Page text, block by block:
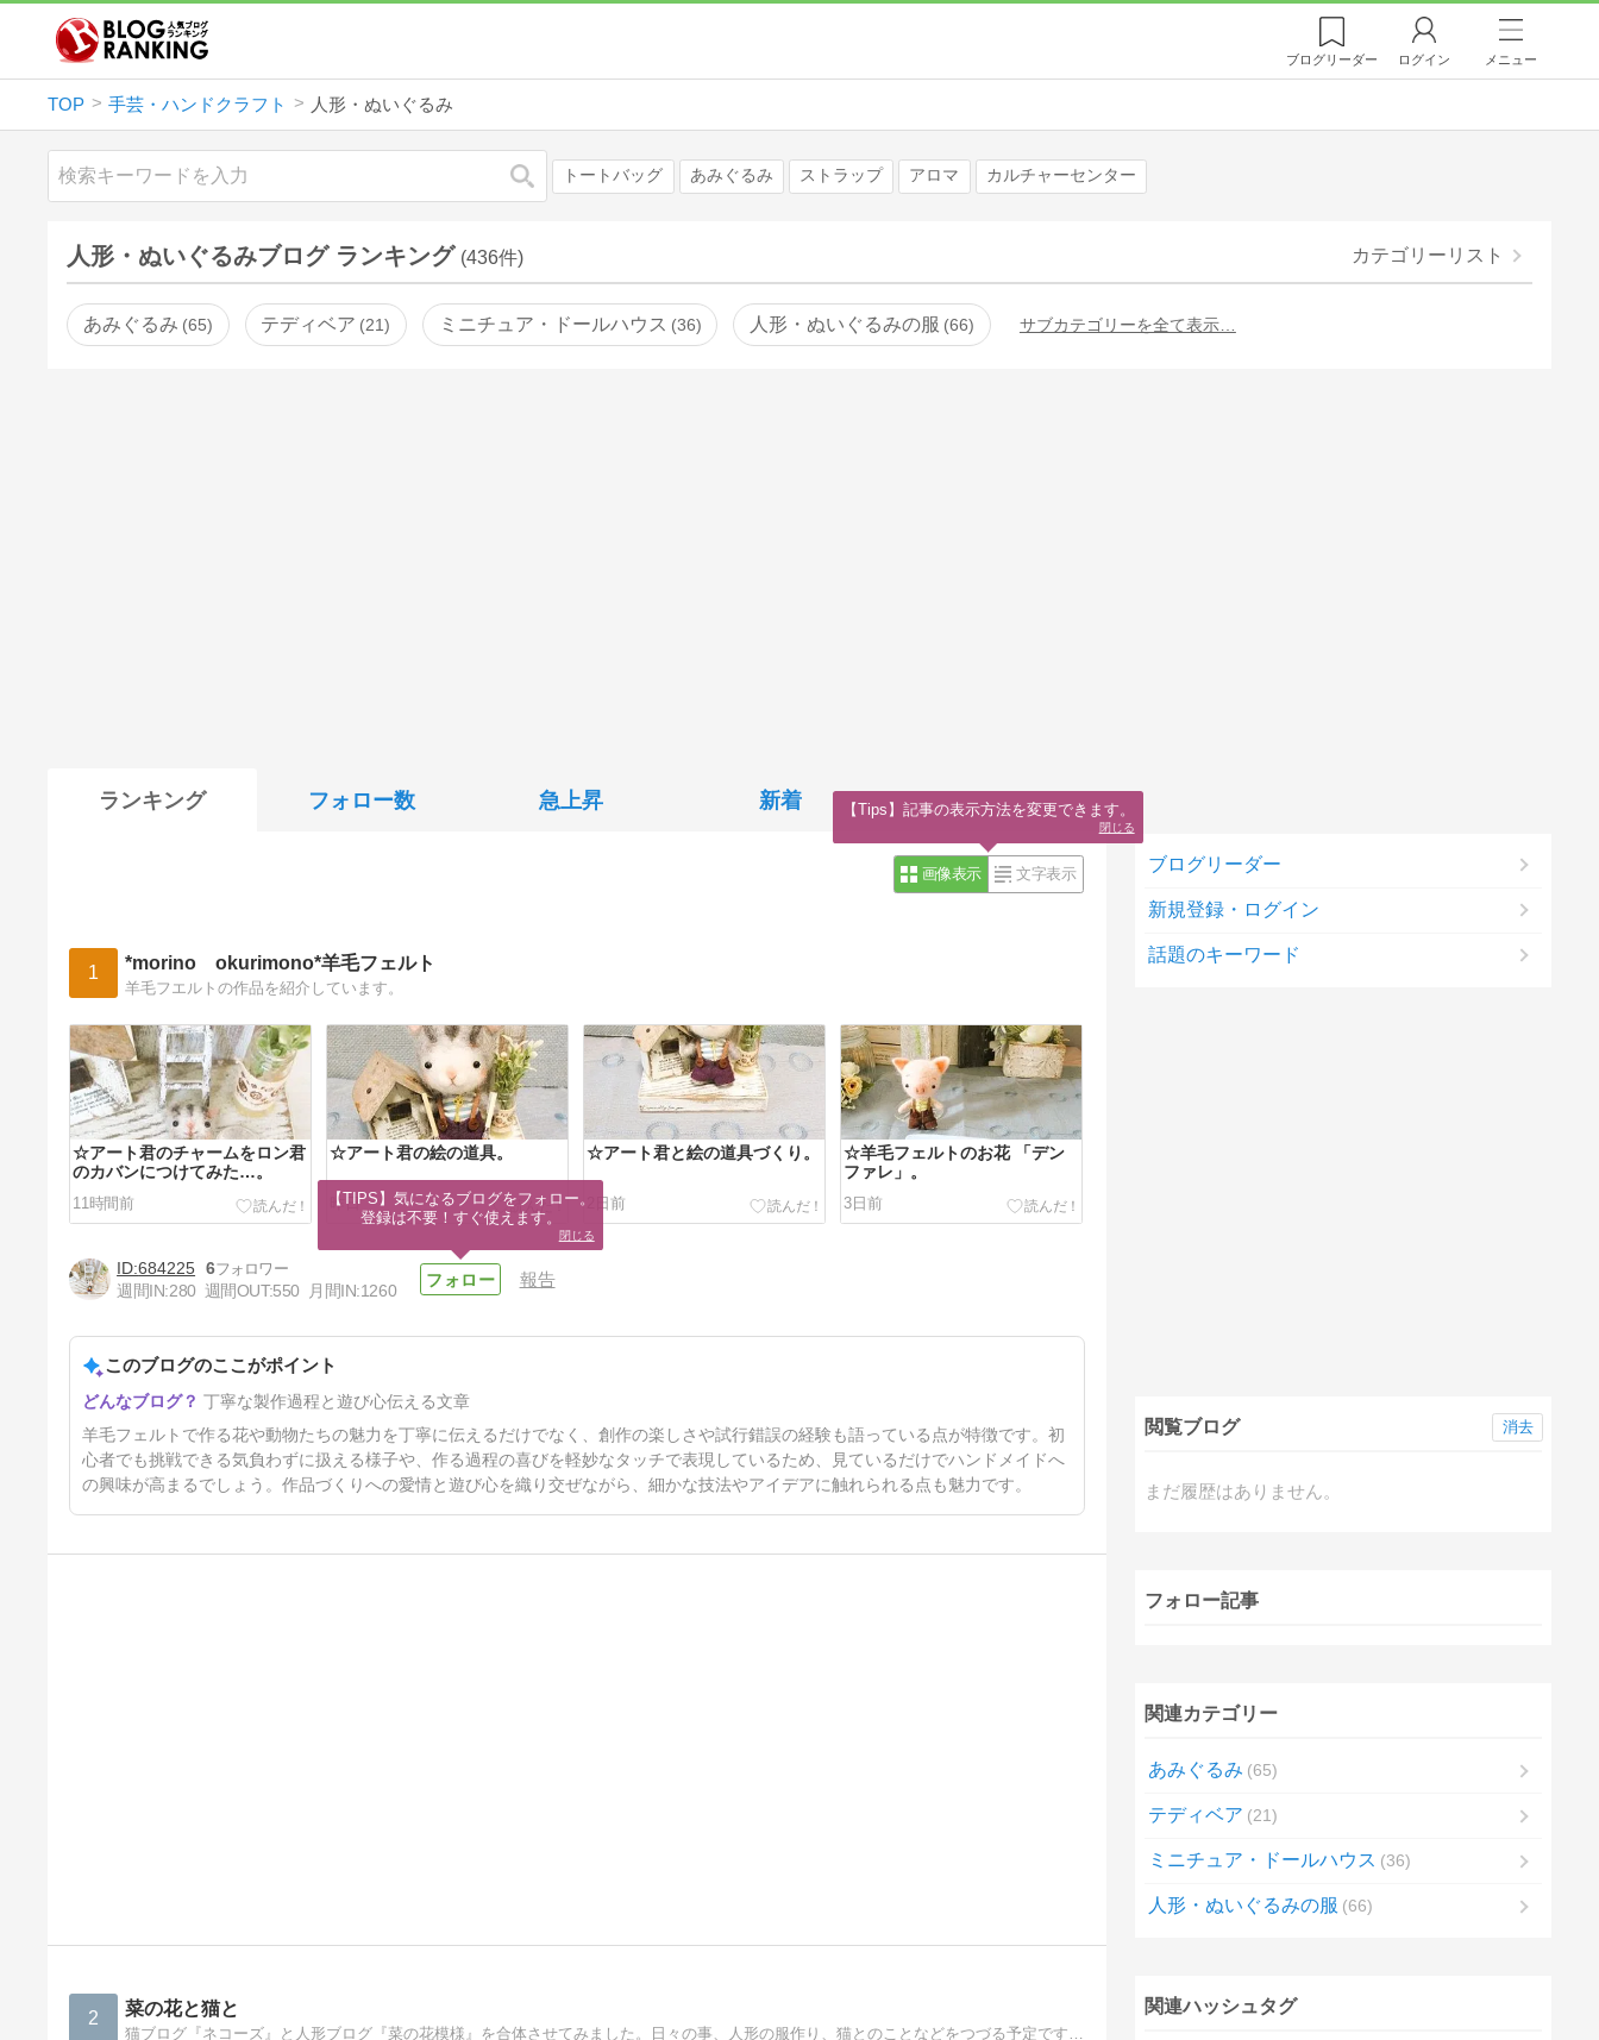
ブログリーダー ログイン メニュー
TOP 手芸・ハンドクラフト 人形・ぬいぐるみ
検索 トートバッグ あみぐるみ ストラップ アロマ カルチャーセンター
人形・ぬいぐるみブログ ランキング (436件) カテゴリーリスト
あみぐるみ 65 テディベア 21 ミニチュア・ドールハウス 36 人形・ぬいぐるみの服 66 サブカテゴリーを全て表示…
ランキング フォロー数 急上昇 新着
画像表示 文字表示
1 *morino okurimono*羊毛フェルト
羊毛フエルトの作品を紹介しています。
☆アート君のチャームをロン君
のカバンにつけてみた…。
11時間前
☆アート君の絵の道具。
昨日
☆アート君と絵の道具づくり。
2日前
☆羊毛フェルトのお花 「デン
ファレ」。
3日前
☆ロン君の新しいリュック。
4日前
684225 6
週間IN:280 週間OUT:550 月間IN:1260
報告
このブログのここがポイント
丁寧な製作過程と遊び心伝える文章
羊毛フェルトで作る花や動物たちの魅力を丁寧に伝えるだけでなく、創作の楽しさや試行錯誤の経験も語っている点が特徴です。初
心者でも挑戦できる気負わずに扱える様子や、作る過程の喜びを軽妙なタッチで表現しているため、見ているだけでハンドメイドへ
の興味が高まるでしょう。作品づくりへの愛情と遊び心を織り交ぜながら、細かな技法やアイデアに触れられる点も魅力です。
2 菜の花と猫と
ブログリーダー
新規登録・ログイン
話題のキーワード
閲覧ブログ
まだ履歴はありません。
消去
フォロー記事
関連カテゴリー
あみぐるみ 65
テディベア 21
ミニチュア・ドールハウス 36
人形・ぬいぐるみの服 66
関連ハッシュタグ
【TIPS】気になるブログをフォロー。
登録は不要！すぐ使えます。
閉じる
【Tips】記事の表示方法を変更できます。
閉じる